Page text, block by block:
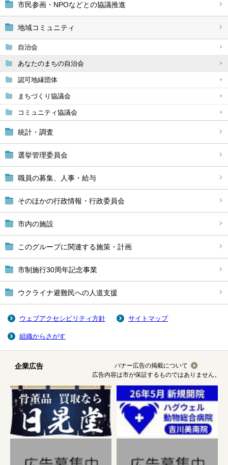
市民参画・NPOなどとの協議推進
地域コミュニティ
自治会
あなたのまちの自治会
認可地縁団体
まちづくり協議会
コミュニティ協議会
統計・調査
選挙管理委員会
職員の募集、人事・給与
そのほかの行政情報・行政委員会
市内の施設
このグループに関連する施策・計画
市制施行30周年記念事業
ウクライナ避難民への人道支援
ウェブアクセシビリティ方針 サイトマップ
組織からさがす
企業広告
バナー広告の掲載について
広告内容は市が保証するものではありません。